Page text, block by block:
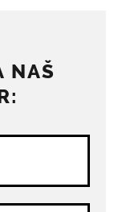
NAŠ